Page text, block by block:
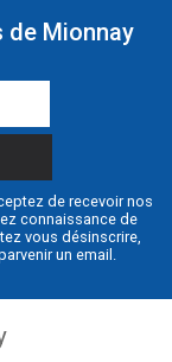
Mionnay
de recevoir nos
connaissance de
vous désinscrire,
un email.